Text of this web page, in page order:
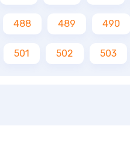
488 489 490
501 502 503